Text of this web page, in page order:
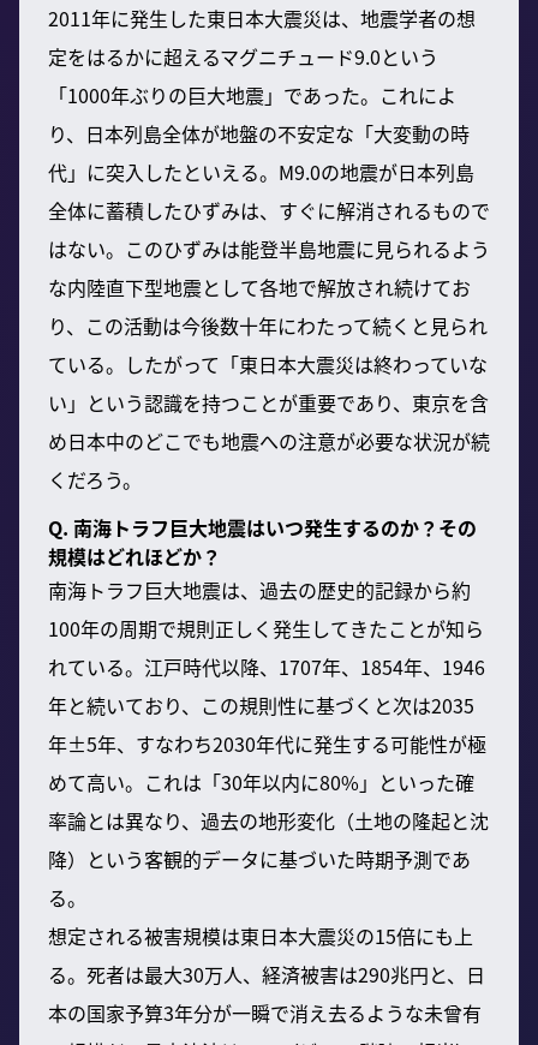
2011年に発生した東日本大震災は、地震学者の想
定をはるかに超えるマグニチュード9.0という
「1000年ぶりの巨大地震」であった。これによ
り、日本列島全体が地盤の不安定な「大変動の時
代」に突入したといえる。M9.0の地震が日本列島
全体に蓄積したひずみは、すぐに解消されるもので
はない。このひずみは能登半島地震に見られるよう
な内陸直下型地震として各地で解放され続けてお
り、この活動は今後数十年にわたって続くと見られ
ている。したがって「東日本大震災は終わっていな
い」という認識を持つことが重要であり、東京を含
め日本中のどこでも地震への注意が必要な状況が続
くだろう。
Q. 南海トラフ巨大地震はいつ発生するのか？その
規模はどれほどか？
南海トラフ巨大地震は、過去の歴史的記録から約
100年の周期で規則正しく発生してきたことが知ら
れている。江戸時代以降、1707年、1854年、1946
年と続いており、この規則性に基づくと次は2035
年±5年、すなわち2030年代に発生する可能性が極
めて高い。これは「30年以内に80%」といった確
率論とは異なり、過去の地形変化（土地の隆起と沈
降）という客観的データに基づいた時期予測であ
る。
想定される被害規模は東日本大震災の15倍にも上
る。死者は最大30万人、経済被害は290兆円と、日
本の国家予算3年分が一瞬で消え去るような未曾有